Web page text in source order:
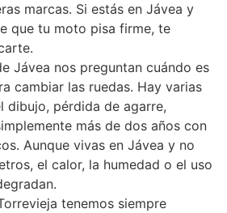
marcas. Si estás en Jávea y
que tu moto pisa firme, te
Jávea nos preguntan cuándo es
cambiar las ruedas. Hay varias
dibujo, pérdida de agarre,
más de dos años con
Aunque vivas en Jávea y no
el calor, la humedad o el uso
tenemos siempre